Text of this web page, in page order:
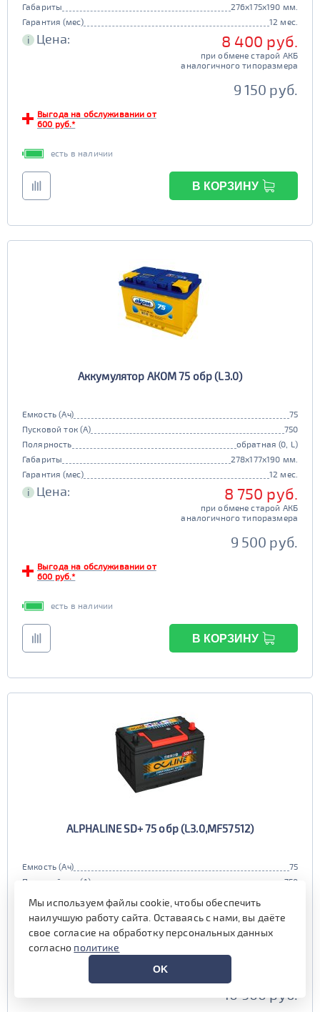
Габариты
276x175x190 мм.
Гарантия (мес)
12 мес.
i Цена: 8 400 руб.
при обмене старой АКБ
аналогичного типоразмера
9 150 руб.
Выгода на обслуживании от
600 руб.*
есть в наличии
В КОРЗИНУ
Аккумулятор АКОМ 75 обр (L3.0)
Емкость (Ач)
75
Пусковой ток (А)
750
Полярность
обратная (0, L)
Габариты
278x177x190 мм.
Гарантия (мес)
12 мес.
i Цена: 8 750 руб.
при обмене старой АКБ
аналогичного типоразмера
9 500 руб.
Выгода на обслуживании от
600 руб.*
есть в наличии
В КОРЗИНУ
ALPHALINE SD+ 75 обр (L3.0,MF57512)
Емкость (Ач)
75
Пусковой ток (А)
750
Гарантия (мес)
i Цена:
при обмене старой АКБ
10 900 руб.
Мы используем файлы cookie, чтобы обеспечить
наилучшую работу сайта. Оставаясь с нами, вы даёте
свое согласие на обработку персональных данных
согласно политике
OK